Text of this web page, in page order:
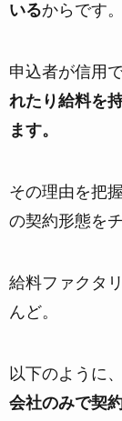
いるからです。
申込者が信用
れたり給料を
ます。
その理由を把
の契約形態を
給料ファクタ
んど。
以下のように、
会社のみで契